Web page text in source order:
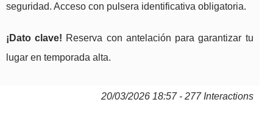
seguridad. Acceso con pulsera identificativa obligatoria.
¡Dato clave! Reserva con antelación para garantizar tu
lugar en temporada alta.
20/03/2026 18:57 - 277 Interactions